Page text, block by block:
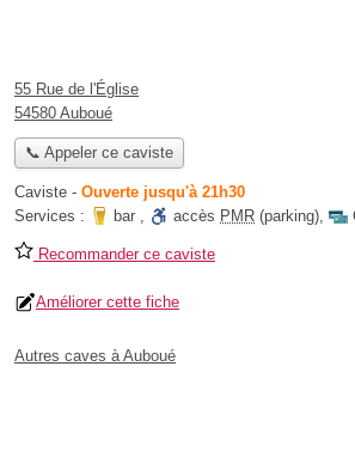
55 Rue de l'Église
54580 Auboué
📞 Appeler ce caviste
Caviste - Ouverte jusqu'à 21h30
Services :
bar , accès PMR (parking),
Recommander ce caviste
Améliorer cette fiche
Autres caves à Auboué